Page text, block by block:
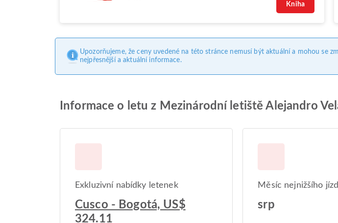
Kniha
Upozorňujeme, že ceny uvedené na této stránce nemusí být aktuální a mohou se
nejpřesnější a aktuální informace.
Informace o letu z Mezinárodní letiště Alejandro
Exkluzivní nabídky letenek
Cusco - Bogotá, US$
324.11
Měsíc nejnižšího
srp